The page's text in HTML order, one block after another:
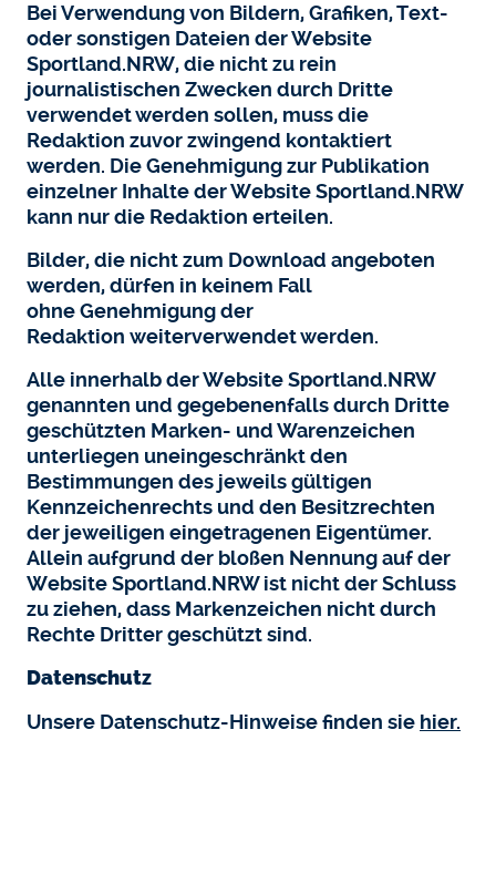
Bei Verwendung von Bildern, Grafiken, Text-
oder sonstigen Dateien der Website
Sportland.NRW, die nicht zu rein
journalistischen Zwecken durch Dritte
verwendet werden sollen, muss die
Redaktion zuvor zwingend kontaktiert
werden. Die Genehmigung zur Publikation
einzelner Inhalte der Website Sportland.NRW
kann nur die Redaktion erteilen.
Bilder, die nicht zum Download angeboten
werden, dürfen in keinem Fall
ohne Genehmigung der
Redaktion weiterverwendet werden.
Alle innerhalb der Website Sportland.NRW
genannten und gegebenenfalls durch Dritte
geschützten Marken- und Warenzeichen
unterliegen uneingeschränkt den
Bestimmungen des jeweils gültigen
Kennzeichenrechts und den Besitzrechten
der jeweiligen eingetragenen Eigentümer.
Allein aufgrund der bloßen Nennung auf der
Website Sportland.NRW ist nicht der Schluss
zu ziehen, dass Markenzeichen nicht durch
Rechte Dritter geschützt sind.
Datenschutz
Unsere Datenschutz-Hinweise finden sie hier.